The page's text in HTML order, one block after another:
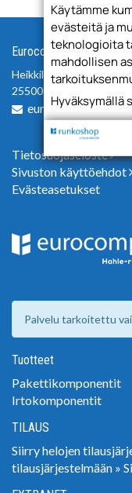
Eurocomp Oy
Heikkiläntie 32
25500 Perniö
Tietosuojaseloste
Sivuston käyttöehdot
Evästeasetukset
Palvelu tarkoitettu
Tuotteet
Pakettikomponentit
Irtokomponentit
TILAUS
Siirry helojen
tilausjärjestelmään »
Käytämme
evästeitä ja
teknologioita
mahdollisen
Hyväksymällä
sekä
“Asetukset”